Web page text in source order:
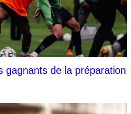
gagnants de la préparation